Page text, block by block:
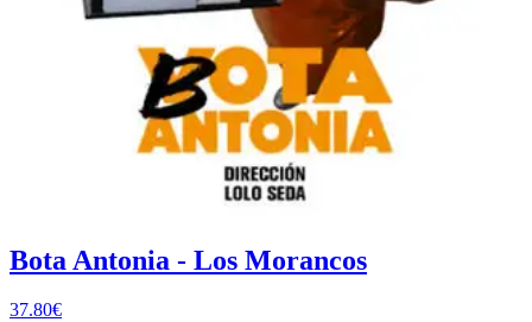
Bota Antonia - Los Morancos
37.80€